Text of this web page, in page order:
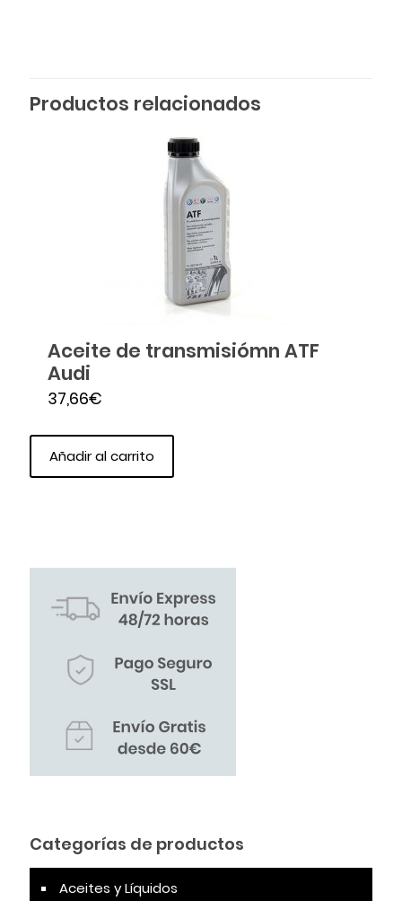
Productos relacionados
Aceite de transmisiómn ATF
Audi
37,66€
Añadir al carrito
Categorías de productos
Aceites y Líquidos